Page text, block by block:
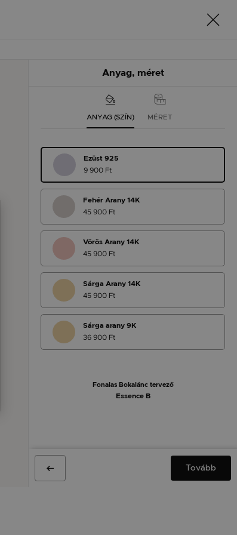
Anyag, méret
ANYAG (SZÍN) MÉRET
Ezüst 925
9 900 Ft
Fehér Arany 14K
45 900 Ft
Vörös Arany 14K
45 900 Ft
Sárga Arany 14K
45 900 Ft
Sárga arany 9K
36 900 Ft
Fonalas Bokalánc tervező
Essence B
Tovább